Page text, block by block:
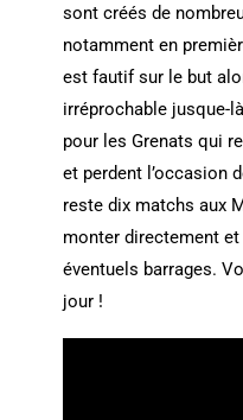
sont créés de
notamment en
est fautif sur le but
irréprochable jusque-
pour les Grenats qui
et perdent l’occasion
reste dix matchs aux
monter directement
éventuels barrages.
jour !